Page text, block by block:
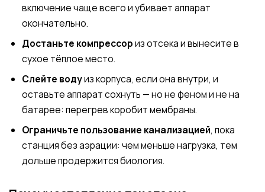
включение чаще всего и убивает аппарат
окончательно.
Достаньте компрессориз отсека и вынесите в
сухое тёплое место.
Слейте водуиз корпуса, если она внутри, и
оставьте аппарат сохнуть — но не феном и не на
батарее: перегрев коробит мембраны.
Ограничьте пользование канализацией, пока
станция без аэрации: чем меньше нагрузка, тем
дольше продержится биология.